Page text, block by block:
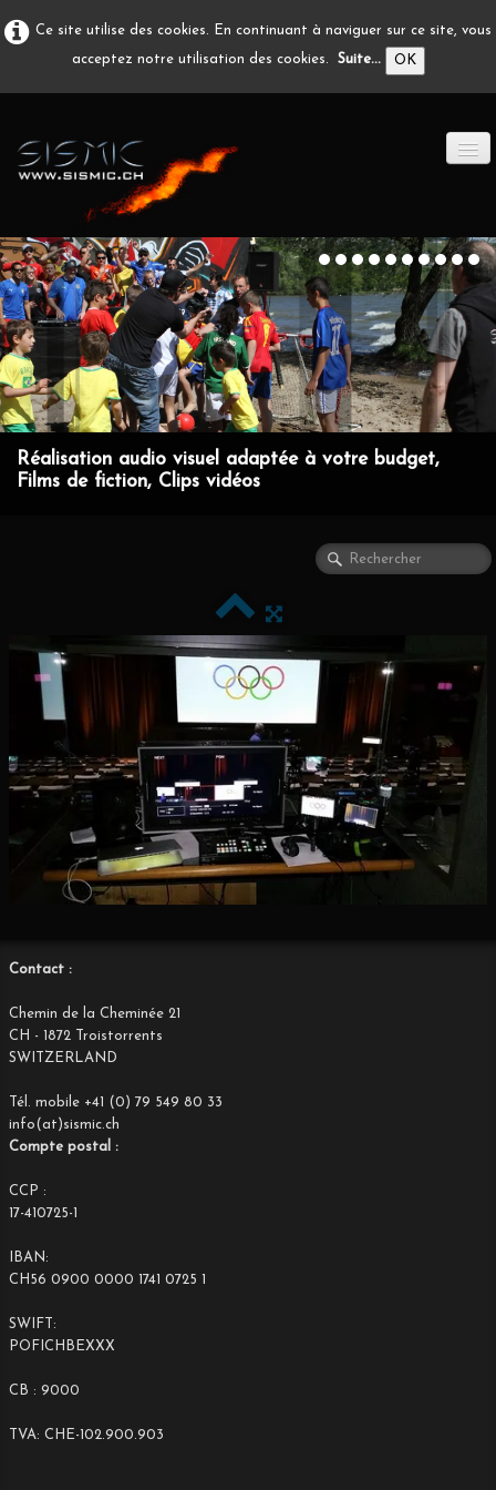
Ce site utilise des cookies. En continuant à naviguer sur ce site, vous
acceptez notre utilisation des cookies. Suite... OK
ACCUEIL
PRODUCTION A/V
DÉVELOPPEMENT
EN IMAGE
CONTACT
Réalisation audio visuel adaptée à votre budget,
Films de fiction, Clips vidéos
Contact :
Chemin de la Cheminée 21
CH - 1872 Troistorrents
SWITZERLAND
Tél. mobile +41 (0) 79 549 80 33
info(at)sismic.ch
Compte postal :
CCP :
17-410725-1
IBAN:
CH56 0900 0000 1741 0725 1
SWIFT:
POFICHBEXXX
CB : 9000
TVA: CHE-102.900.903